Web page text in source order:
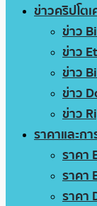
ข่าวคริปโต
ข่าว
ข่าว
ข่าว
ข่าว
ข่าว
ราคาและกา
ราคา
ราคา
ราคา